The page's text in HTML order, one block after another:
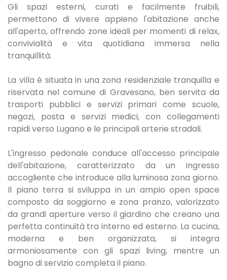
Gli spazi esterni, curati e facilmente fruibili,
permettono di vivere appieno l'abitazione anche
all'aperto, offrendo zone ideali per momenti di relax,
convivialità e vita quotidiana immersa nella
tranquillità.
La villa è situata in una zona residenziale tranquilla e
riservata nel comune di Gravesano, ben servita da
trasporti pubblici e servizi primari come scuole,
negozi, posta e servizi medici, con collegamenti
rapidi verso Lugano e le principali arterie stradali.
L'ingresso pedonale conduce all'accesso principale
dell'abitazione, caratterizzato da un ingresso
accogliente che introduce alla luminosa zona giorno.
Il piano terra si sviluppa in un ampio open space
composto da soggiorno e zona pranzo, valorizzato
da grandi aperture verso il giardino che creano una
perfetta continuità tra interno ed esterno. La cucina,
moderna e ben organizzata, si integra
armoniosamente con gli spazi living, mentre un
bagno di servizio completa il piano.